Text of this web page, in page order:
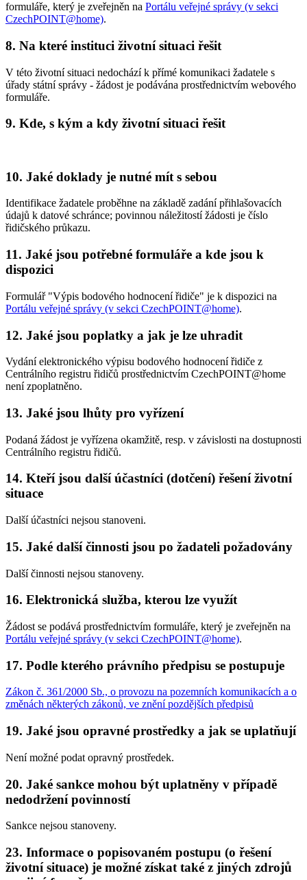
formuláře, který je zveřejněn na Portálu veřejné správy (v sekci
CzechPOINT@home).
8. Na které instituci životní situaci řešit
V této životní situaci nedochází k přímé komunikaci žadatele s
úřady státní správy - žádost je podávána prostřednictvím webového
formuláře.
9. Kde, s kým a kdy životní situaci řešit
10. Jaké doklady je nutné mít s sebou
Identifikace žadatele proběhne na základě zadání přihlašovacích
údajů k datové schránce; povinnou náležitostí žádosti je číslo
řidičského průkazu.
11. Jaké jsou potřebné formuláře a kde jsou k
dispozici
Formulář "Výpis bodového hodnocení řidiče" je k dispozici na
Portálu veřejné správy (v sekci CzechPOINT@home).
12. Jaké jsou poplatky a jak je lze uhradit
Vydání elektronického výpisu bodového hodnocení řidiče z
Centrálního registru řidičů prostřednictvím CzechPOINT@home
není zpoplatněno.
13. Jaké jsou lhůty pro vyřízení
Podaná žádost je vyřízena okamžitě, resp. v závislosti na dostupnosti
Centrálního registru řidičů.
14. Kteří jsou další účastníci (dotčení) řešení životní
situace
Další účastníci nejsou stanoveni.
15. Jaké další činnosti jsou po žadateli požadovány
Další činnosti nejsou stanoveny.
16. Elektronická služba, kterou lze využít
Žádost se podává prostřednictvím formuláře, který je zveřejněn na
Portálu veřejné správy (v sekci CzechPOINT@home).
17. Podle kterého právního předpisu se postupuje
Zákon č. 361/2000 Sb., o provozu na pozemních komunikacích a o
změnách některých zákonů, ve znění pozdějších předpisů
19. Jaké jsou opravné prostředky a jak se uplatňují
Není možné podat opravný prostředek.
20. Jaké sankce mohou být uplatněny v případě
nedodržení povinností
Sankce nejsou stanoveny.
23. Informace o popisovaném postupu (o řešení
životní situace) je možné získat také z jiných zdrojů